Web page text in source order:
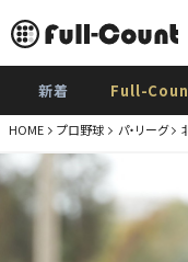
新着 Full-
HOME プロ野球 パ・リーグ